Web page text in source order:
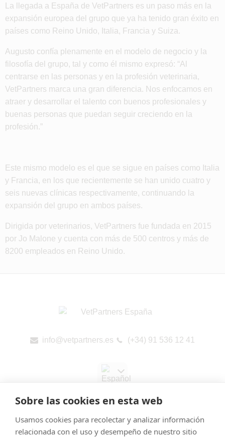
Sobre las cookies en esta web
Usamos cookies para recolectar y analizar información
relacionada con el uso y desempeño de nuestro sitio
La llegada a España de VetPartners es un paso más en la
expansión europea del grupo que ya ha tenido gran éxito en
países como Reino Unido, Italia, Francia y Suiza.
Augusto confía plenamente en el modelo de negocio y la
filosofía del grupo, tal y como él mismo expresó: “Al
centrarse en las personas y en la profesión veterinaria,
VetPartners marca una gran diferencia. Nos enfocamos en
atraer y desarrollar el talento con buenos profesionales y
buenas personas que puedan seguir creciendo en la
profesión.”
Este mismo modelo es el que se sigue en países como Italia
y Francia, en los que recientemente se han unido cuatro y
seis nuevas clínicas respectivamente, continuando la
expansión del grupo en ambos países.
Dirigida por veterinarios, VetPartners fue fundada en 2015
por Jo Malone y cuenta con más de 500 centros y más de
8200 empleados en Reino Unido.
info@vetpartners.es (+34) 91 536 12 41